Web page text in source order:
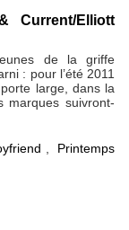
Current/Elliott
de la griffe
: pour l’été 2011
large, dans la
marques suivront-
Printemps